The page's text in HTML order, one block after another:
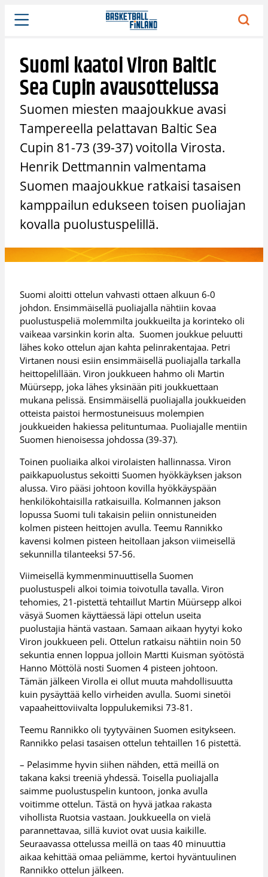
Siirry
sisältöön
Suomi kaatoi Viron Baltic
Sea Cupin avausottelussa
Suomen miesten maajoukkue avasi
Tampereella pelattavan Baltic Sea
Cupin 81-73 (39-37) voitolla Virosta.
Henrik Dettmannin valmentama
Suomen maajoukkue ratkaisi tasaisen
kamppailun edukseen toisen puoliajan
kovalla puolustuspelillä.
Suomi aloitti ottelun vahvasti ottaen alkuun 6-0
johdon. Ensimmäisellä puoliajalla nähtiin kovaa
puolustuspeliä molemmilta joukkueilta ja korinteko oli
vaikeaa varsinkin korin alta. Suomen joukkue peluutti
lähes koko ottelun ajan kahta pelinrakentajaa. Petri
Virtanen nousi esiin ensimmäisellä puoliajalla tarkalla
heittopelillään. Viron joukkueen hahmo oli Martin
Müürsepp, joka lähes yksinään piti joukkuettaan
mukana pelissä. Ensimmäisellä puoliajalla joukkueiden
otteista paistoi hermostuneisuus molempien
joukkueiden hakiessa pelituntumaa. Puoliajalle mentiin
Suomen hienoisessa johdossa (39-37).
Toinen puoliaika alkoi virolaisten hallinnassa. Viron
paikkapuolustus sekoitti Suomen hyökkäyksen jakson
alussa. Viro pääsi johtoon kovilla hyökkäyspään
henkilökohtaisilla ratkaisuilla. Kolmannen jakson
lopussa Suomi tuli takaisin peliin onnistuneiden
kolmen pisteen heittojen avulla. Teemu Rannikko
kavensi kolmen pisteen heitollaan jakson viimeisellä
sekunnilla tilanteeksi 57-56.
Viimeisellä kymmenminuuttisella Suomen
puolustuspeli alkoi toimia toivotulla tavalla. Viron
tehomies, 21-pistettä tehtaillut Martin Müürsepp alkoi
väsyä Suomen käyttäessä läpi ottelun useita
puolustajia häntä vastaan. Samaan aikaan hyytyi koko
Viron joukkueen peli. Ottelun ratkaisu nähtiin noin 50
sekuntia ennen loppua jolloin Martti Kuisman syötöstä
Hanno Möttölä nosti Suomen 4 pisteen johtoon.
Tämän jälkeen Virolla ei ollut muuta mahdollisuutta
kuin pysäyttää kello virheiden avulla. Suomi sinetöi
vapaaheittoviivalta loppulukemiksi 73-81.
Teemu Rannikko oli tyytyväinen Suomen esitykseen.
Rannikko pelasi tasaisen ottelun tehtaillen 16 pistettä.
– Pelasimme hyvin siihen nähden, että meillä on
takana kaksi treeniä yhdessä. Toisella puoliajalla
saimme puolustuspelin kuntoon, jonka avulla
voitimme ottelun. Tästä on hyvä jatkaa rakasta
vihollista Ruotsia vastaan. Joukkueella on vielä
parannettavaa, sillä kuviot ovat uusia kaikille.
Seuraavassa ottelussa meillä on taas 40 minuuttia
aikaa kehittää omaa peliämme, kertoi hyväntuulinen
Rannikko ottelun jälkeen.